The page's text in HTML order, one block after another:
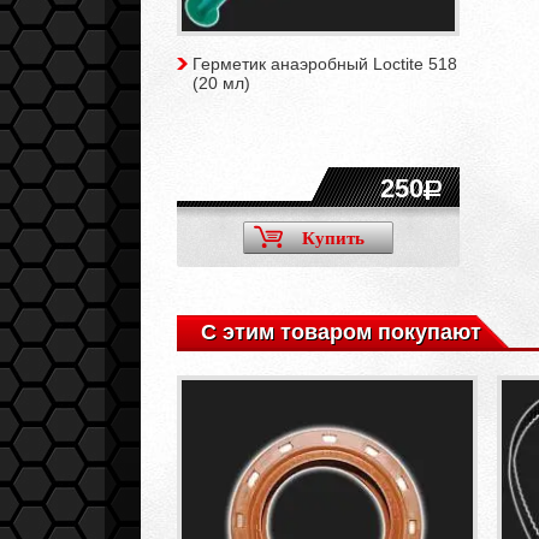
Герметик анаэробный Loctite 518
(20 мл)
250
Купить
С этим товаром покупают